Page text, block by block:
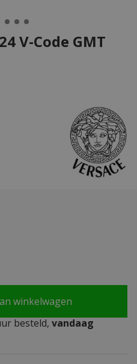
V-Code GMT
winkelwagen
besteld, vandaag